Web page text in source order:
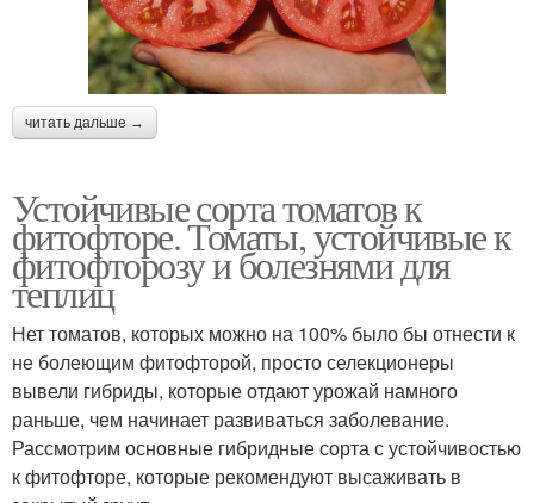
читать дальше →
Устойчивые сорта томатов к
фитофторе. Томаты, устойчивые к
фитофторозу и болезнями для
теплиц
Нет томатов, которых можно на 100% было бы отнести к
не болеющим фитофторой, просто селекционеры
вывели гибриды, которые отдают урожай намного
раньше, чем начинает развиваться заболевание.
Рассмотрим основные гибридные сорта с устойчивостью
к фитофторе, которые рекомендуют высаживать в